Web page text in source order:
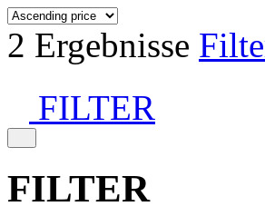
2 Ergebnisse
FILTER
FILTER